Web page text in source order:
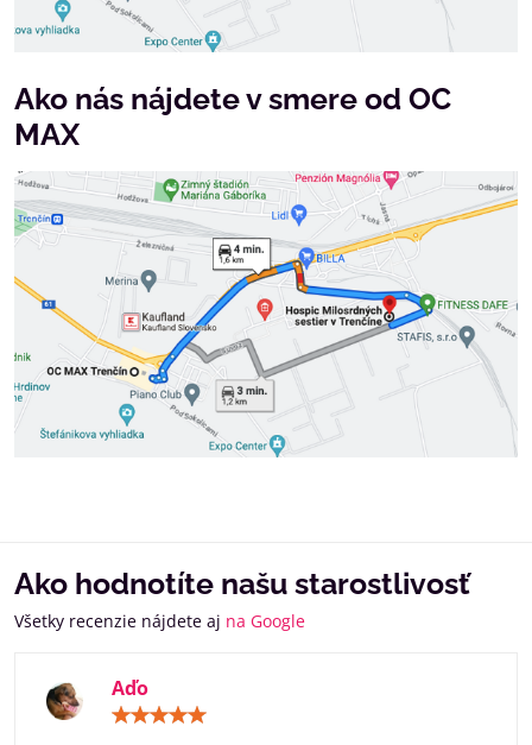
Ako nás nájdete v smere od OC
MAX
Ako hodnotíte našu starostlivosť
Všetky recenzie nájdete aj na Google
Aďo